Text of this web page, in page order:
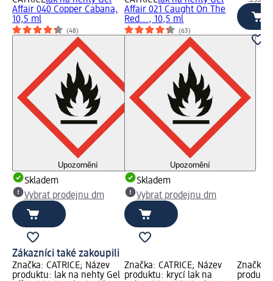
Affair 040 Copper Cabana,
10,5 ml
(48)
Upozornění
Skladem
Vybrat prodejnu dm
Affair 021 Caught On The
Red..., 10,5 ml
(63)
Upozornění
Skladem
Vybrat prodejnu dm
Zákazníci také zakoupili
Značka: CATRICE; Název
produktu: lak na nehty Gel
Značka: CATRICE; Název
produktu: krycí lak na
Značka: